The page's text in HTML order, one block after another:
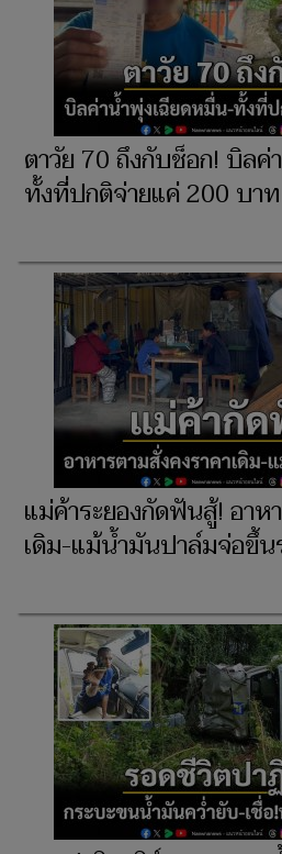
ตาวัย 70 ถึงกับช็อก! บิล
ทั้งที่ปกติจ่ายแค่ 200 บาท
แม่ค้าระยองกัดฟันสู้! อาห
เดิม-แม้น้ำมันปาล์มจ่อขึ้น